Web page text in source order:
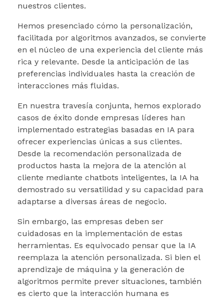
nuestros clientes.
Hemos presenciado cómo la personalización,
facilitada por algoritmos avanzados, se convierte
en el núcleo de una experiencia del cliente más
rica y relevante. Desde la anticipación de las
preferencias individuales hasta la creación de
interacciones más fluidas.
En nuestra travesía conjunta, hemos explorado
casos de éxito donde empresas líderes han
implementado estrategias basadas en IA para
ofrecer experiencias únicas a sus clientes.
Desde la recomendación personalizada de
productos hasta la mejora de la atención al
cliente mediante chatbots inteligentes, la IA ha
demostrado su versatilidad y su capacidad para
adaptarse a diversas áreas de negocio.
Sin embargo, las empresas deben ser
cuidadosas en la implementación de estas
herramientas. Es equivocado pensar que la IA
reemplaza la atención personalizada. Si bien el
aprendizaje de máquina y la generación de
algoritmos permite prever situaciones, también
es cierto que la interacción humana es